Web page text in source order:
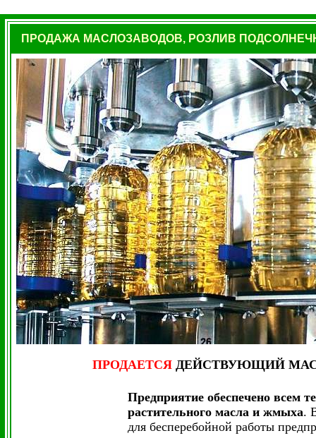
ПРОДАЖА МАСЛОЗАВОДОВ, РОЗЛИВ
ПРОДАЕТСЯ ДЕЙСТВУЮЩИЙ
Предприятие обеспечено всем
растительного масла и жмыха.
для бесперебойной работы